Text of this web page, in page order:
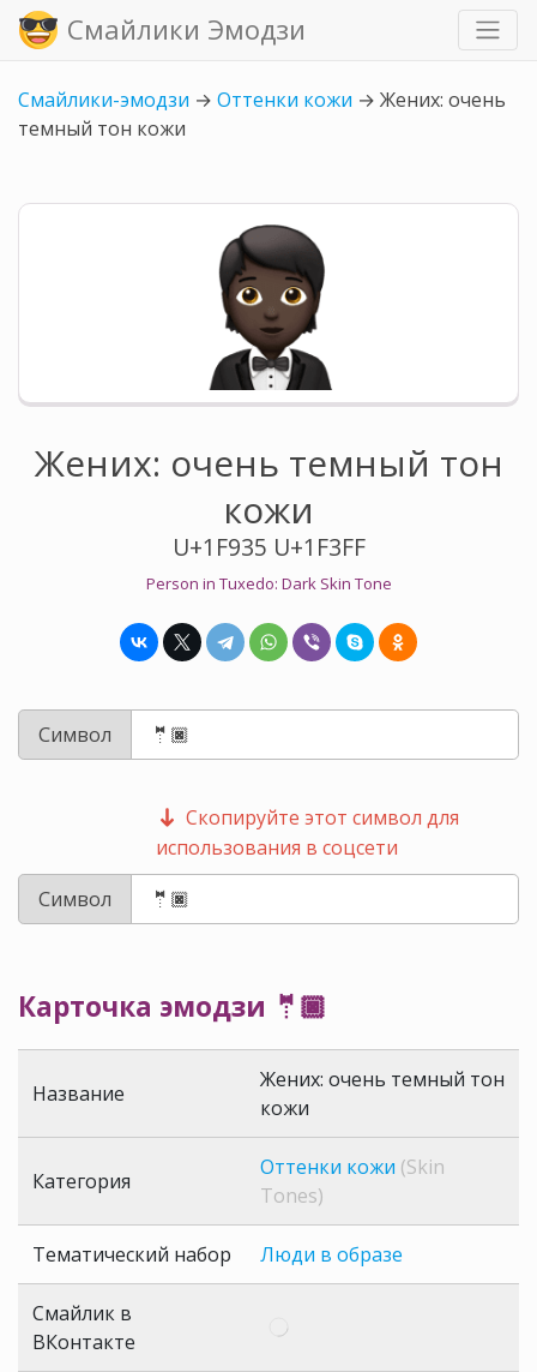
Смайлики Эмодзи
Смайлики-эмодзи → Оттенки кожи → Жених: очень
темный тон кожи
Жених: очень темный тон
кожи
U+1F935 U+1F3FF
Person in Tuxedo: Dark Skin Tone
Символ
Скопируйте этот символ для
использования в соцсети
Символ
Карточка эмодзи 🤵🏿
Название
Жених: очень темный тон
кожи
Категория
Оттенки кожи (Skin
Tones)
Тематический набор Люди в образе
Смайлик в
ВКонтакте